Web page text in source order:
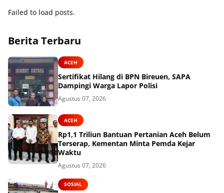
Failed to load posts.
Berita Terbaru
ACEH
Sertifikat Hilang di BPN Bireuen, SAPA
Dampingi Warga Lapor Polisi
Agustus 07, 2026
ACEH
Rp1,1 Triliun Bantuan Pertanian Aceh Belum
Terserap, Kementan Minta Pemda Kejar
Waktu
Agustus 07, 2026
SOSIAL